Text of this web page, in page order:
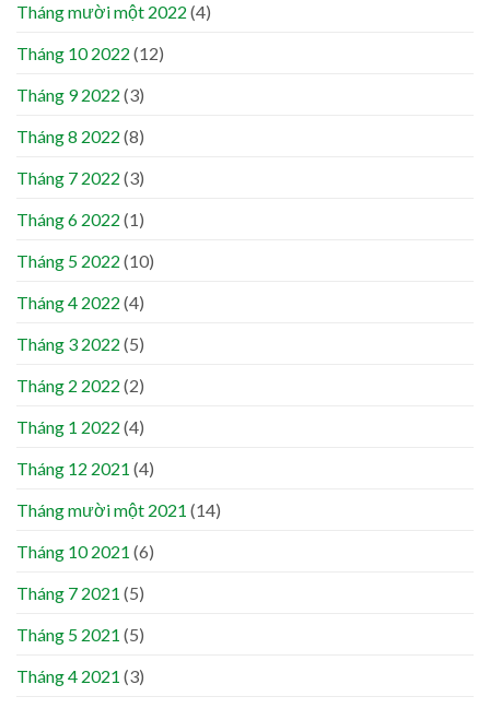
Tháng mười một 2022 (4)
Tháng 10 2022 (12)
Tháng 9 2022 (3)
Tháng 8 2022 (8)
Tháng 7 2022 (3)
Tháng 6 2022 (1)
Tháng 5 2022 (10)
Tháng 4 2022 (4)
Tháng 3 2022 (5)
Tháng 2 2022 (2)
Tháng 1 2022 (4)
Tháng 12 2021 (4)
Tháng mười một 2021 (14)
Tháng 10 2021 (6)
Tháng 7 2021 (5)
Tháng 5 2021 (5)
Tháng 4 2021 (3)